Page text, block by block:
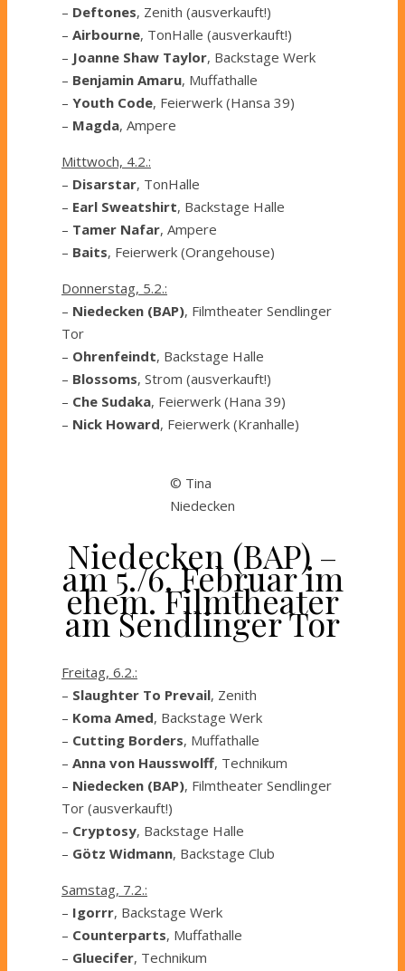
– Deftones, Zenith (ausverkauft!)
– Airbourne, TonHalle (ausverkauft!)
– Joanne Shaw Taylor, Backstage Werk
– Benjamin Amaru, Muffathalle
– Youth Code, Feierwerk (Hansa 39)
– Magda, Ampere
Mittwoch, 4.2.:
– Disarstar, TonHalle
– Earl Sweatshirt, Backstage Halle
– Tamer Nafar, Ampere
– Baits, Feierwerk (Orangehouse)
Donnerstag, 5.2.:
– Niedecken (BAP), Filmtheater Sendlinger
Tor
– Ohrenfeindt, Backstage Halle
– Blossoms, Strom (ausverkauft!)
– Che Sudaka, Feierwerk (Hana 39)
– Nick Howard, Feierwerk (Kranhalle)
© Tina
Niedecken
Niedecken (BAP) –
am 5./6. Februar im
ehem. Filmtheater
am Sendlinger Tor
Freitag, 6.2.:
– Slaughter To Prevail, Zenith
– Koma Amed, Backstage Werk
– Cutting Borders, Muffathalle
– Anna von Hausswolff, Technikum
– Niedecken (BAP), Filmtheater Sendlinger
Tor (ausverkauft!)
– Cryptosy, Backstage Halle
– Götz Widmann, Backstage Club
Samstag, 7.2.:
– Igorrr, Backstage Werk
– Counterparts, Muffathalle
– Gluecifer, Technikum